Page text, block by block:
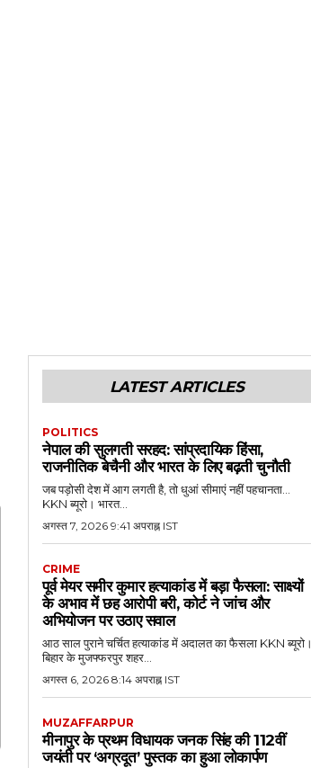
LATEST ARTICLES
POLITICS
नेपाल की सुलगती सरहद: सांप्रदायिक हिंसा,
राजनीतिक बेचैनी और भारत के लिए बढ़ती चुनौती
जब पड़ोसी देश में आग लगती है, तो धुआं सीमाएं नहीं पहचानता...
KKN ब्यूरो। भारत...
अगस्त 7, 2026 9:41 अपराह्न IST
CRIME
पूर्व मेयर समीर कुमार हत्याकांड में बड़ा फैसला: साक्ष्यों
के अभाव में छह आरोपी बरी, कोर्ट ने जांच और
अभियोजन पर उठाए सवाल
आठ साल पुराने चर्चित हत्याकांड में अदालत का फैसला KKN ब्यूरो।
बिहार के मुजफ्फरपुर शहर...
अगस्त 6, 2026 8:14 अपराह्न IST
MUZAFFARPUR
मीनापुर के प्रथम विधायक जनक सिंह की 112वीं
जयंती पर ‘अग्रदूत’ पुस्तक का हुआ लोकार्पण